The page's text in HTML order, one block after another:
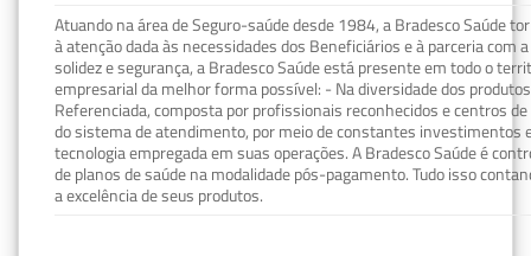
Atuando na área de Seguro-saúde desde 1984, a Bradesco Saúde
à atenção dada às necessidades dos Beneficiários e à parceria com
solidez e segurança, a Bradesco Saúde está presente em todo o
empresarial da melhor forma possível: - Na diversidade dos
Referenciada, composta por profissionais reconhecidos e centros
do sistema de atendimento, por meio de constantes investimentos
tecnologia empregada em suas operações. A Bradesco Saúde é
de planos de saúde na modalidade pós-pagamento. Tudo isso
a excelência de seus produtos.